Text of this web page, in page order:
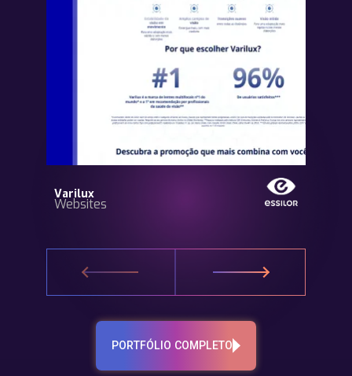
Varilux
Websites
PORTFÓLIO COMPLETO